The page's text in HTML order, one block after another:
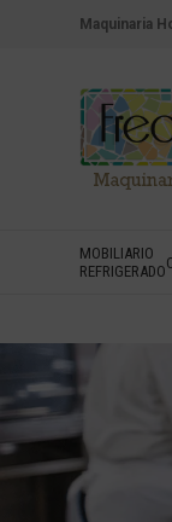
Maquinaria
MOBILIARIO
REFRIGERADO